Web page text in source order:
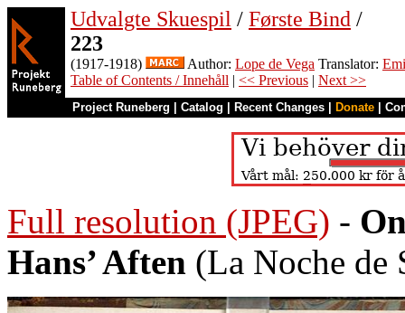
Udvalgte Skuespil / Første Bind /
223
(1917-1918) Author: Lope de Vega Translator:
Table of Contents / Innehåll | << Previous | Next >>
Project Runeberg Catalog Recent Changes Donate
Full resolution (JPEG) -
Hans’ Aften (La Noche de